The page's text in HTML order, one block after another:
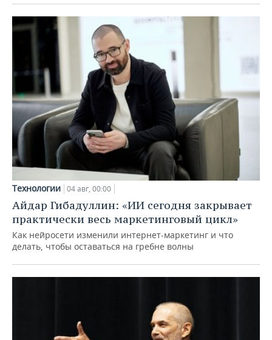
Технологии 04 авг, 00:00
Айдар Гибадуллин: «ИИ сегодня закрывает
практически весь маркетинговый цикл»
Как нейросети изменили интернет-маркетинг и что
делать, чтобы оставаться на гребне волны